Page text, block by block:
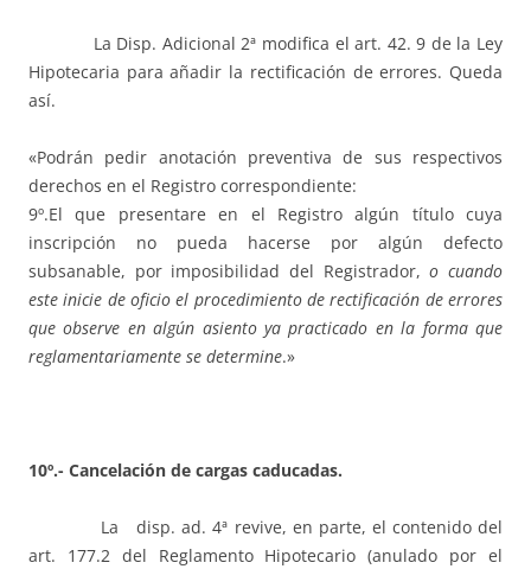
La Disp. Adicional 2ª modifica el art. 42. 9 de la Ley
Hipotecaria para añadir la rectificación de errores. Queda
así.
«Podrán pedir anotación preventiva de sus respectivos
derechos en el Registro correspondiente:
9º.El que presentare en el Registro algún título cuya
inscripción no pueda hacerse por algún defecto
subsanable, por imposibilidad del Registrador,o cuando
este inicie de oficio el procedimiento de rectificación de errores
que observe en algún asiento ya practicado en la forma que
reglamentariamente se determine.»
10º.- Cancelación de cargas caducadas.
La disp. ad. 4ª revive, en parte, el contenido del
art. 177.2 del Reglamento Hipotecario (anulado por el